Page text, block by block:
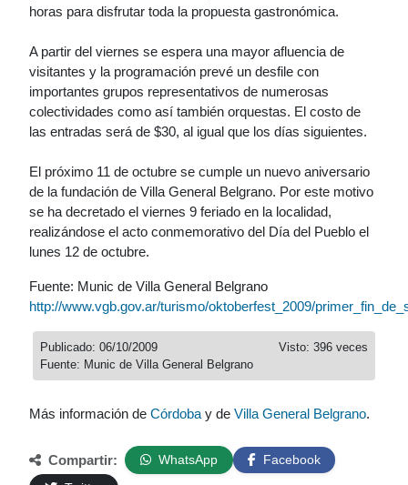
horas para disfrutar toda la propuesta gastronómica.
A partir del viernes se espera una mayor afluencia de
visitantes y la programación prevé un desfile con
importantes grupos representativos de numerosas
colectividades como así también orquestas. El costo de
las entradas será de $30, al igual que los días siguientes.
El próximo 11 de octubre se cumple un nuevo aniversario
de la fundación de Villa General Belgrano. Por este motivo
se ha decretado el viernes 9 feriado en la localidad,
realizándose el acto conmemorativo del Día del Pueblo el
lunes 12 de octubre.
Fuente: Munic de Villa General Belgrano
http://www.vgb.gov.ar/turismo/oktoberfest_2009/
Visto: 396 veces
Publicado: 06/10/2009
Fuente: Munic de Villa General Belgrano
Más información de Córdoba y de Villa General Belgrano.
Compartir: WhatsApp
Facebook